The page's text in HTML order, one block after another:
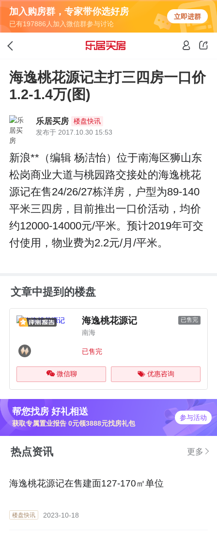
加入购房群，专家带你选好房
已有197886人加入微信群参与讨论
立即进群
海逸桃花源记主打三四房一口价
1.2-1.4万(图)
乐居买房
楼盘快讯
发布于 2017.10.30 15:53
新浪**（编辑 杨洁怡）位于南海区狮山东
松岗商业大道与桃园路交接处的海逸桃花
源记在售24/26/27栋洋房，户型为89-140
平米三四房，目前推出一口价活动，均价
约12000-14000元/平米。预计2019年可交
付使用，物业费为2.2元/月/平米。
文章中提到的楼盘
海逸桃花源记 已售完
南海
已售完
微信聊 优惠咨询
帮您找房 好礼相送
获取专属置业报告 0元领3888元找房礼包
参与活动
热点资讯 更多
海逸桃花源记在售建面127-170㎡单位
楼盘快讯 2023-10-18